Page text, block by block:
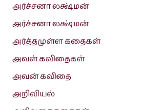
அர்ச்சனா லக்ஷ்மன்
அர்ச்சனா லக்ஷ்மன்
அர்த்தமுள்ள கதைகள்
அவள் கவிதைகள்
அவன் கவிதை
அறிவியல்